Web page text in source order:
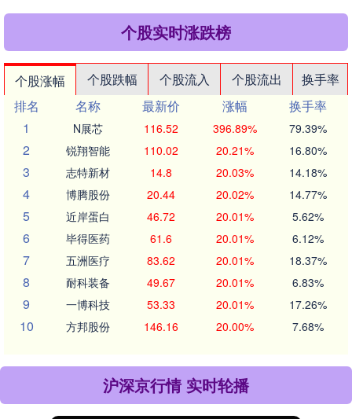
个股实时涨跌榜
个股涨幅 个股跌幅 个股流入 个股流出
换手率
排名
名称 最新价 涨幅
换手率
1
N展芯 116.52 396.89% 79.39%
2 锐翔智能 110.02 20.21% 16.80%
3 志特新材 14.8 20.03% 14.18%
4 博腾股份 20.44 20.02% 14.77%
5 近岸蛋白 46.72 20.01% 5.62%
6 毕得医药 61.6 20.01% 6.12%
7 五洲医疗 83.62 20.01% 18.37%
8 耐科装备 49.67 20.01% 6.83%
9 一博科技 53.33 20.01% 17.26%
10 方邦股份 146.16 20.00% 7.68%
沪深京行情 实时轮播